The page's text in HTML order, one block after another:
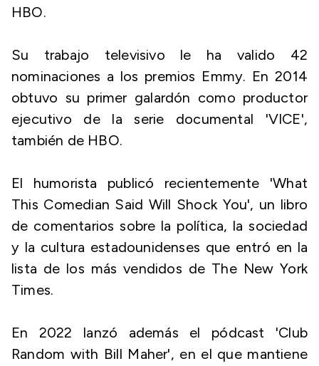
HBO.
Su trabajo televisivo le ha valido 42
nominaciones a los premios Emmy. En 2014
obtuvo su primer galardón como productor
ejecutivo de la serie documental 'VICE',
también de HBO.
El humorista publicó recientemente 'What
This Comedian Said Will Shock You', un libro
de comentarios sobre la política, la sociedad
y la cultura estadounidenses que entró en la
lista de los más vendidos de The New York
Times.
En 2022 lanzó además el pódcast 'Club
Random with Bill Maher', en el que mantiene